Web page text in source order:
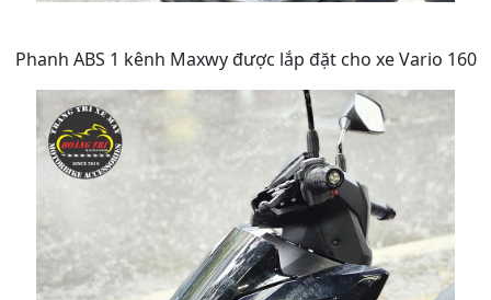
Phanh ABS 1 kênh Maxwy được lắp đặt cho xe Vario 160